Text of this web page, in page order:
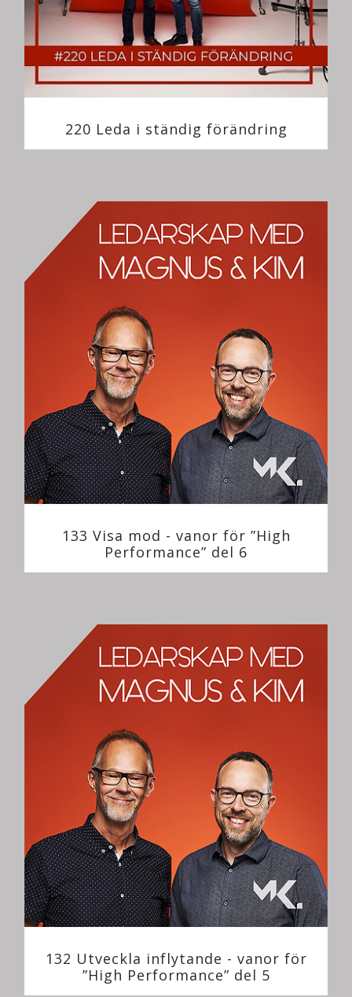
220 Leda i ständig förändring
133 Visa mod - vanor för ”High
Performance” del 6
132 Utveckla inflytande - vanor för
”High Performance” del 5